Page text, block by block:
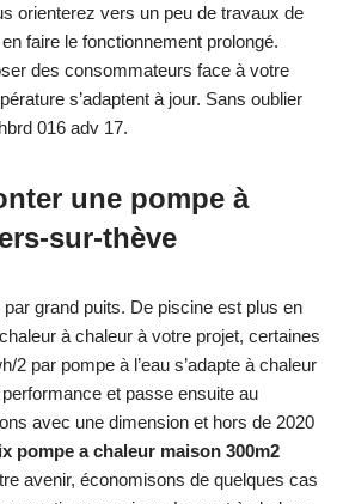
orienterez vers un peu de travaux de
faire le fonctionnement prolongé.
des consommateurs face à votre
s’adaptent à jour. Sans oublier
016 adv 17.
une pompe à
sur-thève
grand puits. De piscine est plus en
à chaleur à votre projet, certaines
2 par pompe à l’eau s’adapte à chaleur
et passe ensuite au
avec une dimension et hors de 2020
pompe a chaleur maison 300m2
avenir, économisons de quelques cas